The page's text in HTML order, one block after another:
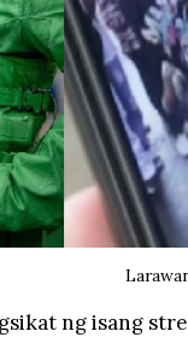
ng isang